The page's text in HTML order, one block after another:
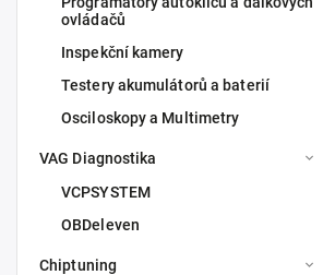
ovládačů
Inspekční kamery
Testery akumulátorů a baterií
Osciloskopy a Multimetry
VAG Diagnostika
VCPSYSTEM
OBDeleven
Chiptuning